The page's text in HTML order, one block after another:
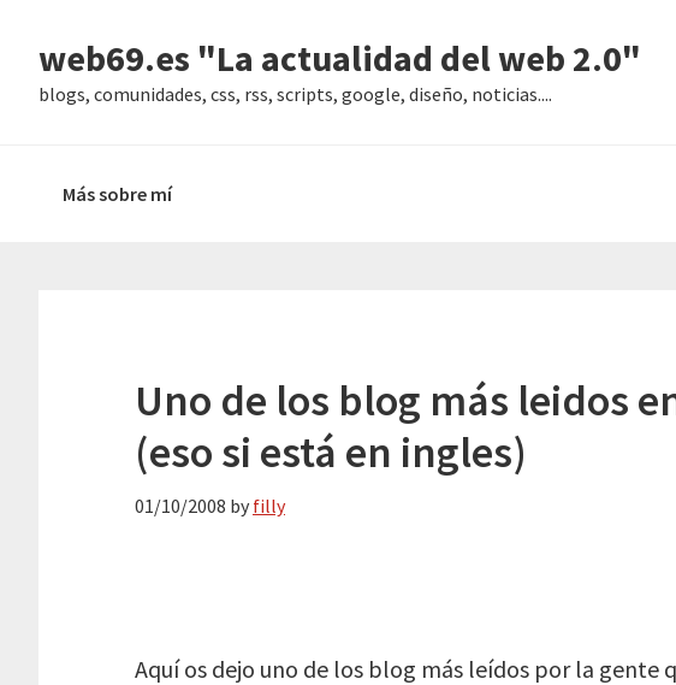
contenido
principal
web69.es "La actualidad del web 2.0"
blogs, comunidades, css, rss, scripts, google, diseño, noticias....
Más sobre mí
Uno de los blog más leidos
(eso si está en ingles)
01/10/2008 by filly
Aquí os dejo uno de los blog más leídos por la gente